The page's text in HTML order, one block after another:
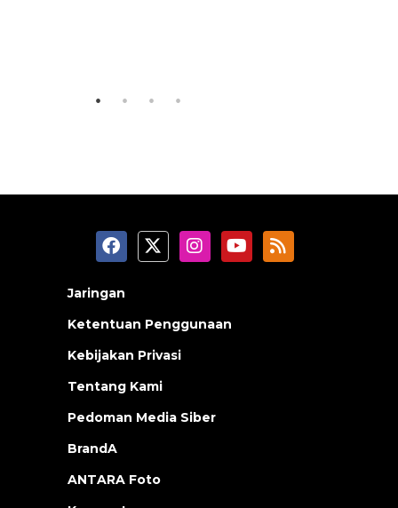
Jaringan
Ketentuan Penggunaan
Kebijakan Privasi
Tentang Kami
Pedoman Media Siber
BrandA
ANTARA Foto